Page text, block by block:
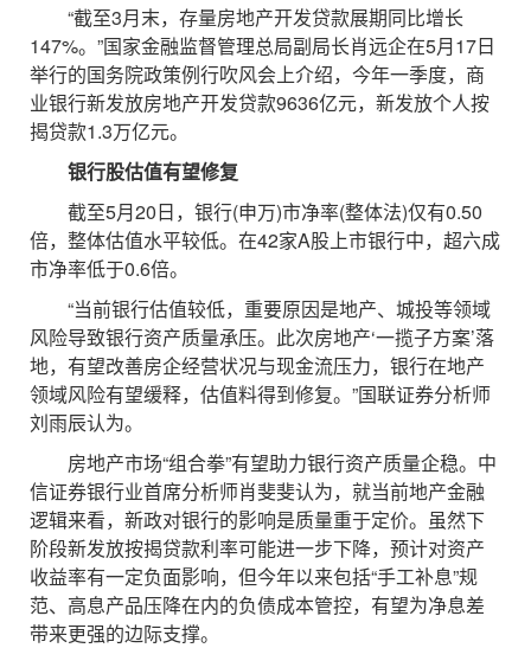
“截至3月末，存量房地产开发贷款展期同比增长
147%。”国家金融监督管理总局副局长肖远企在5月17日
举行的国务院政策例行吹风会上介绍，今年一季度，商
业银行新发放房地产开发贷款9636亿元，新发放个人按
揭贷款1.3万亿元。
银行股估值有望修复
截至5月20日，银行(申万)市净率(整体法)仅有0.50
倍，整体估值水平较低。在42家A股上市银行中，超六成
市净率低于0.6倍。
“当前银行估值较低，重要原因是地产、城投等领域
风险导致银行资产质量承压。此次房地产‘一揽子方案’落
地，有望改善房企经营状况与现金流压力，银行在地产
领域风险有望缓释，估值料得到修复。”国联证券分析师
刘雨辰认为。
房地产市场“组合拳”有望助力银行资产质量企稳。中
信证券银行业首席分析师肖斐斐认为，就当前地产金融
逻辑来看，新政对银行的影响是质量重于定价。虽然下
阶段新发放按揭贷款利率可能进一步下降，预计对资产
收益率有一定负面影响，但今年以来包括“手工补息”规
范、高息产品压降在内的负债成本管控，有望为净息差
带来更强的边际支撑。